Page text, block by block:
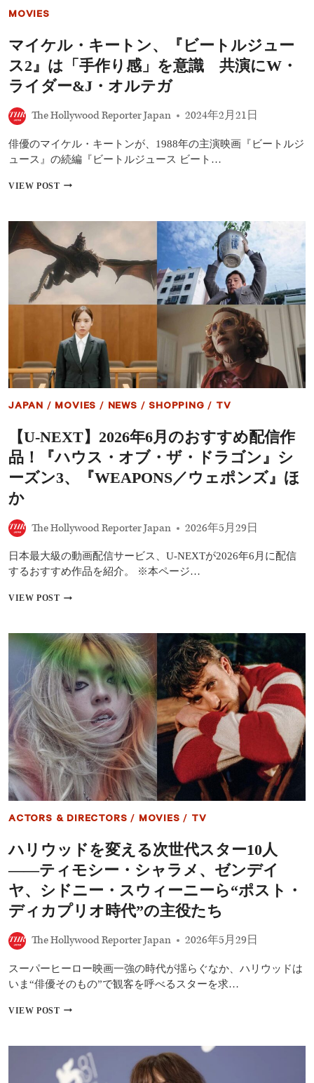
&W・
イ
ダ
新
キ
ャ
ト
結
MOVIES
マイケル・キートン、『ビートルジュー
ス2』は「手作り感」を意識 共演にW・
ライダー&J・オルテガ
The Hollywood Reporter Japan 2024年2月21日
俳優のマイケル・キートンが、1988年の主演映画『ビートルジ
ュース』の続編『ビートルジュース ビート…
VIEW POSTマ
ル・
ー
ン、
『ビ
ュ
ー
ス
2』
「手
り
を
意
識
に
W・
イ
ダ
&J・
テ
ガ
JAPAN / MOVIES / NEWS /SHOPPING / TV
【U-NEXT】2026年6月のおすすめ配信作
品！『ハウス・オブ・ザ・ドラゴン』シ
ーズン3、『WEAPONS／ウェポンズ』ほ
か
The Hollywood Reporter Japan 2026年5月29日
日本最大級の動画配信サービス、U-NEXTが2026年6月に配信
するおすすめ作品を紹介。 ※本ページ…
VIEW POST【U-
年
6
月
の
お
す
す
め
配
信
作
品！
『ハ
ウ
オ
ザ・
ラ
ゴ
ン』
シ
ズ
『WEAPONS
／
ェ
ほ
か
ACTORS & DIRECTORS / MOVIES / TV
ハリウッドを変える次世代スター10人
――ティモシー・シャラメ、ゼンデイ
ヤ、シドニー・スウィーニーら“ポスト・
ディカプリオ時代”の主役たち
The Hollywood Reporter Japan 2026年5月29日
スーパーヒーロー映画一強の時代が揺らぐなか、ハリウッドは
いま“俳優そのもの”で観客を呼べるスターを求…
VIEW POSTハ
ッ
ド
を